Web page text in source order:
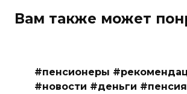
Вам также может
#пенсионеры
#новости #деньги #пенсия